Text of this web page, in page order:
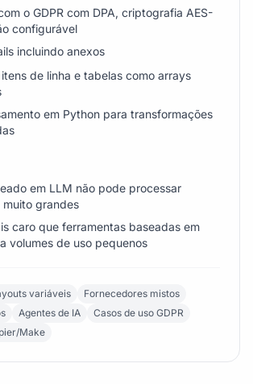
o GDPR com DPA, criptografia AES-
configurável
incluindo anexos
de linha e tabelas como arrays
em Python para transformações
em LLM não pode processar
grandes
caro que ferramentas baseadas em
volumes de uso pequenos
variáveis
Fornecedores mistos
Agentes de IA
Casos de uso GDPR
Make